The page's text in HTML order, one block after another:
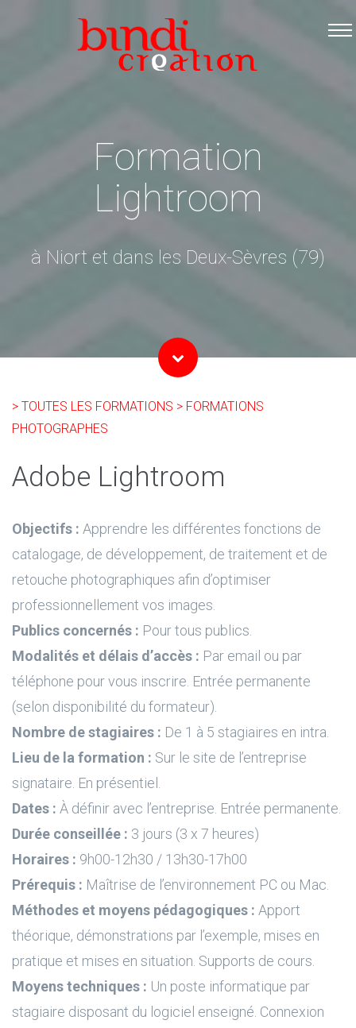
Accueil
Les formations
Infos pratiques
Contact
Formation
Lightroom
à Niort et dans les Deux-Sèvres (79)
> TOUTES LES FORMATIONS > FORMATIONS
PHOTOGRAPHES
Adobe Lightroom
Objectifs : Apprendre les différentes fonctions de
catalogage, de développement, de traitement et de
retouche photographiques afin d’optimiser
professionnellement vos images.
Publics concernés : Pour tous publics.
Modalités et délais d’accès : Par email ou par
téléphone pour vous inscrire. Entrée permanente
(selon disponibilité du formateur).
Nombre de stagiaires : De 1 à 5 stagiaires en intra.
Lieu de la formation : Sur le site de l’entreprise
signataire. En présentiel.
Dates : À définir avec l’entreprise. Entrée permanente.
Durée conseillée : 3 jours (3 x 7 heures)
Horaires : 9h00-12h30 / 13h30-17h00
Prérequis : Maîtrise de l’environnement PC ou Mac.
Méthodes et moyens pédagogiques : Apport
théorique, démonstrations par l’exemple, mises en
pratique et mises en situation. Supports de cours.
Moyens techniques : Un poste informatique par
stagiaire disposant du logiciel enseigné. Connexion